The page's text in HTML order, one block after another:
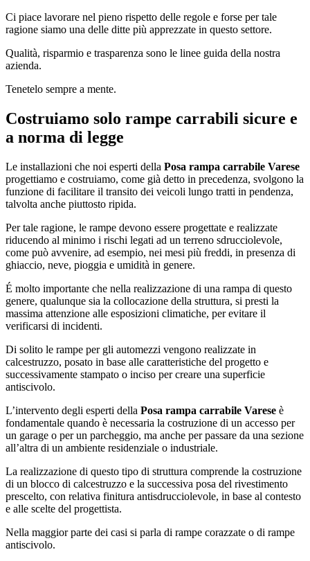
Ci piace lavorare nel pieno rispetto delle regole e forse per tale
ragione siamo una delle ditte più apprezzate in questo settore.
Qualità, risparmio e trasparenza sono le linee guida della nostra
azienda.
Tenetelo sempre a mente.
Costruiamo solo rampe carrabili sicure e
a norma di legge
Le installazioni che noi esperti della Posa rampa carrabile Varese
progettiamo e costruiamo, come già detto in precedenza, svolgono la
funzione di facilitare il transito dei veicoli lungo tratti in pendenza,
talvolta anche piuttosto ripida.
Per tale ragione, le rampe devono essere progettate e realizzate
riducendo al minimo i rischi legati ad un terreno sdrucciolevole,
come può avvenire, ad esempio, nei mesi più freddi, in presenza di
ghiaccio, neve, pioggia e umidità in genere.
É molto importante che nella realizzazione di una rampa di questo
genere, qualunque sia la collocazione della struttura, si presti la
massima attenzione alle esposizioni climatiche, per evitare il
verificarsi di incidenti.
Di solito le rampe per gli automezzi vengono realizzate in
calcestruzzo, posato in base alle caratteristiche del progetto e
successivamente stampato o inciso per creare una superficie
antiscivolo.
L’intervento degli esperti della Posa rampa carrabile Varese è
fondamentale quando è necessaria la costruzione di un accesso per
un garage o per un parcheggio, ma anche per passare da una sezione
all’altra di un ambiente residenziale o industriale.
La realizzazione di questo tipo di struttura comprende la costruzione
di un blocco di calcestruzzo e la successiva posa del rivestimento
prescelto, con relativa finitura antisdrucciolevole, in base al contesto
e alle scelte del progettista.
Nella maggior parte dei casi si parla di rampe corazzate o di rampe
antiscivolo.